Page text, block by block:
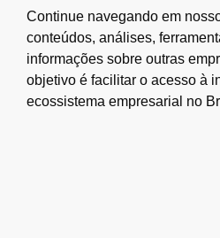
Continue navegando em
conteúdos, análises,
informações sobre outras
objetivo é facilitar o acesso à
ecossistema empresarial no